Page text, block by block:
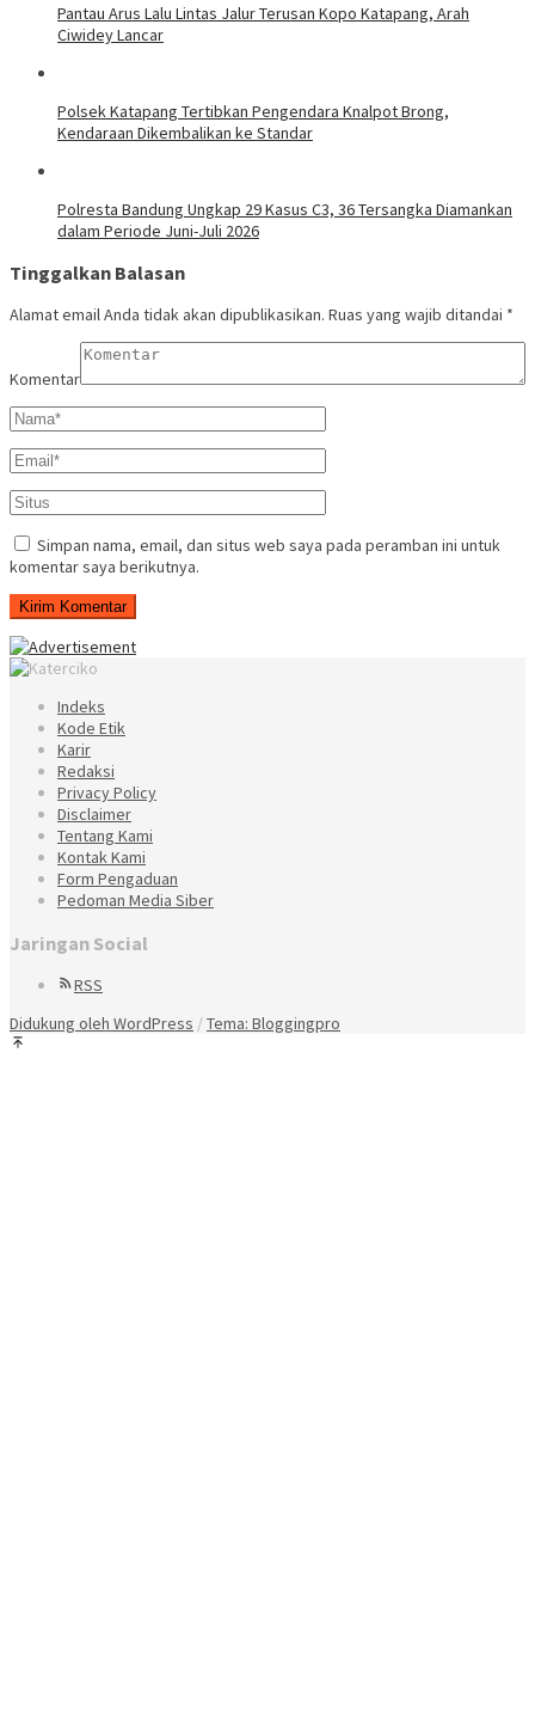
Pantau Arus Lalu Lintas Jalur Terusan Kopo Katapang, Arah
Ciwidey Lancar
Polsek Katapang Tertibkan Pengendara Knalpot Brong,
Kendaraan Dikembalikan ke Standar
Polresta Bandung Ungkap 29 Kasus C3, 36 Tersangka Diamankan
dalam Periode Juni-Juli 2026
Tinggalkan Balasan
Alamat email Anda tidak akan dipublikasikan. Ruas yang wajib ditandai *
Komentar
Simpan nama, email, dan situs web saya pada peramban ini untuk
komentar saya berikutnya.
Indeks
Kode Etik
Karir
Redaksi
Privacy Policy
Disclaimer
Tentang Kami
Kontak Kami
Form Pengaduan
Pedoman Media Siber
Jaringan Social
RSS
Didukung oleh WordPress /Tema: Bloggingpro